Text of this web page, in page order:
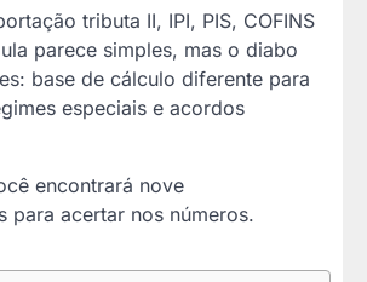
tributa II, IPI, PIS, COFINS
parece simples, mas o diabo
base de cálculo diferente para
especiais e acordos
encontrará nove
para acertar nos números.